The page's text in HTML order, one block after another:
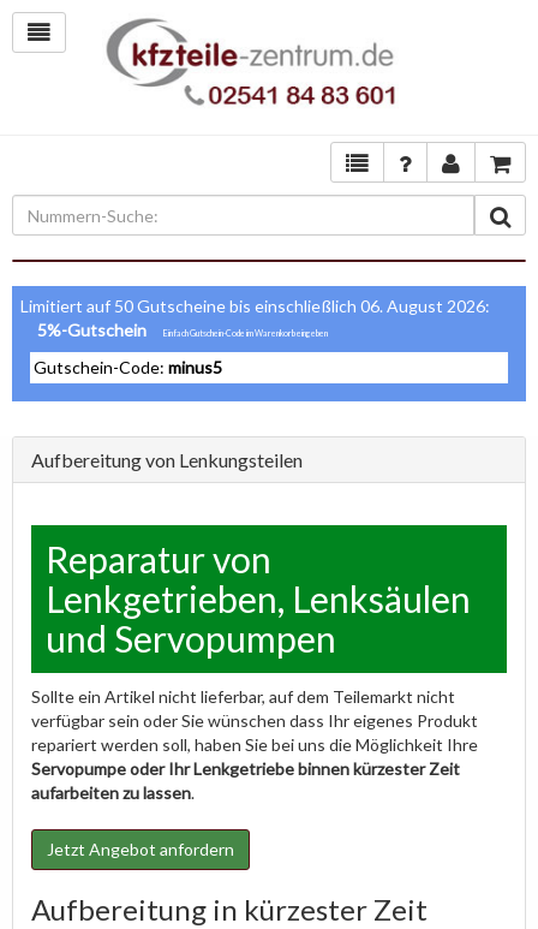
Limitiert auf 50 Gutscheine bis einschließlich 06. August 2026:
5%-Gutschein
Gutschein-Code: minus5
Aufbereitung von Lenkungsteilen
Reparatur von
Lenkgetrieben, Lenksäulen
und Servopumpen
Sollte ein Artikel nicht lieferbar, auf dem Teilemarkt nicht
verfügbar sein oder Sie wünschen dass Ihr eigenes Produkt
repariert werden soll, haben Sie bei uns die Möglichkeit Ihre
Servopumpe oder Ihr Lenkgetriebe binnen kürzester Zeit
aufarbeiten zu lassen.
Jetzt Angebot anfordern
Aufbereitung in kürzester Zeit